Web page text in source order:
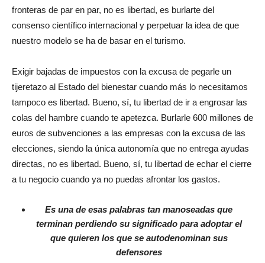
fronteras de par en par, no es libertad, es burlarte del
consenso científico internacional y perpetuar la idea de que
nuestro modelo se ha de basar en el turismo.
Exigir bajadas de impuestos con la excusa de pegarle un
tijeretazo al Estado del bienestar cuando más lo necesitamos
tampoco es libertad. Bueno, sí, tu libertad de ir a engrosar las
colas del hambre cuando te apetezca. Burlarle 600 millones de
euros de subvenciones a las empresas con la excusa de las
elecciones, siendo la única autonomía que no entrega ayudas
directas, no es libertad. Bueno, sí, tu libertad de echar el cierre
a tu negocio cuando ya no puedas afrontar los gastos.
Es una de esas palabras tan manoseadas que
terminan perdiendo su significado para adoptar el
que quieren los que se autodenominan sus
defensores